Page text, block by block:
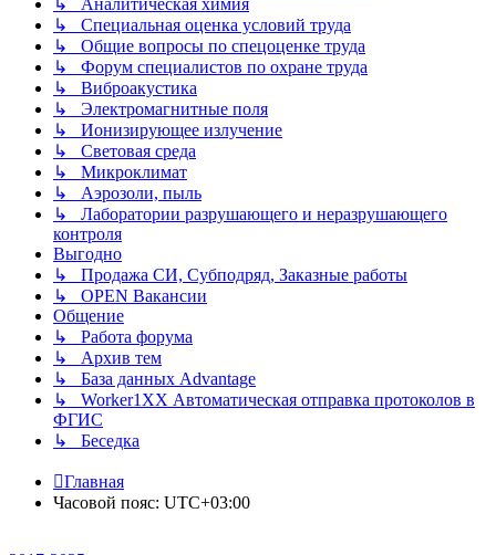
↳ Аналитическая химия
↳ Специальная оценка условий труда
↳ Общие вопросы по спецоценке труда
↳ Форум специалистов по охране труда
↳ Виброакустика
↳ Электромагнитные поля
↳ Ионизирующее излучение
↳ Световая среда
↳ Микроклимат
↳ Аэрозоли, пыль
↳ Лаборатории разрушающего и неразрушающего
контроля
Выгодно
↳ Продажа СИ, Субподряд, Заказные работы
↳ OPEN Вакансии
Общение
↳ Работа форума
↳ Архив тем
↳ База данных Advantage
↳ Worker1XX Автоматическая отправка протоколов в
ФГИС
↳ Беседка
Главная
Часовой пояс: UTC+03:00